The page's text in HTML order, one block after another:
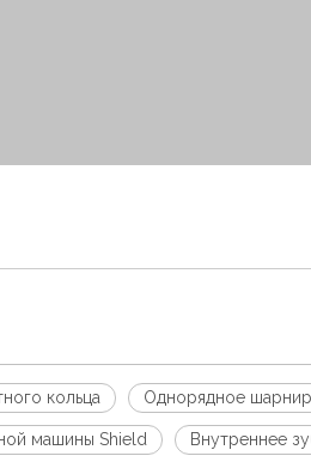
кольца Однорядное
машины Shield Внутреннее